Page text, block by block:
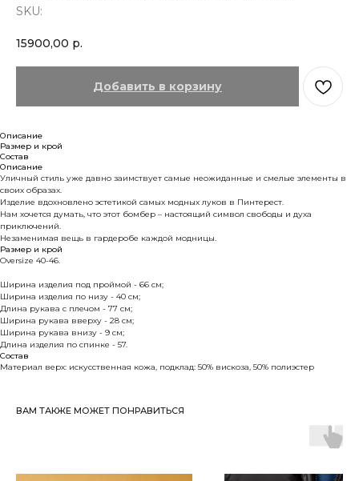
SKU:
15900,00 р.
Добавить в корзину
Описание
Размер и крой
Состав
Описание
Уличный стиль уже давно заимствует самые неожиданные и смелые элементы в
своих образах.
Изделие вдохновлено эстетикой самых модных луков в Пинтерест.
Нам хочется думать, что этот бомбер – настоящий символ свободы и духа
приключений.
Незаменимая вещь в гардеробе каждой модницы.
Размер и крой
Oversize 40-46.
Ширина изделия под проймой - 66 см;
Ширина изделия по низу - 40 см;
Длина рукава с плечом - 77 см;
Ширина рукава вверху - 28 см;
Ширина рукава внизу - 9 см;
Длина изделия по спинке - 57.
Состав
Материал верх: искусственная кожа, подклад: 50% вискоза, 50% полиэстер
ВАМ ТАКЖЕ МОЖЕТ ПОНРАВИТЬСЯ